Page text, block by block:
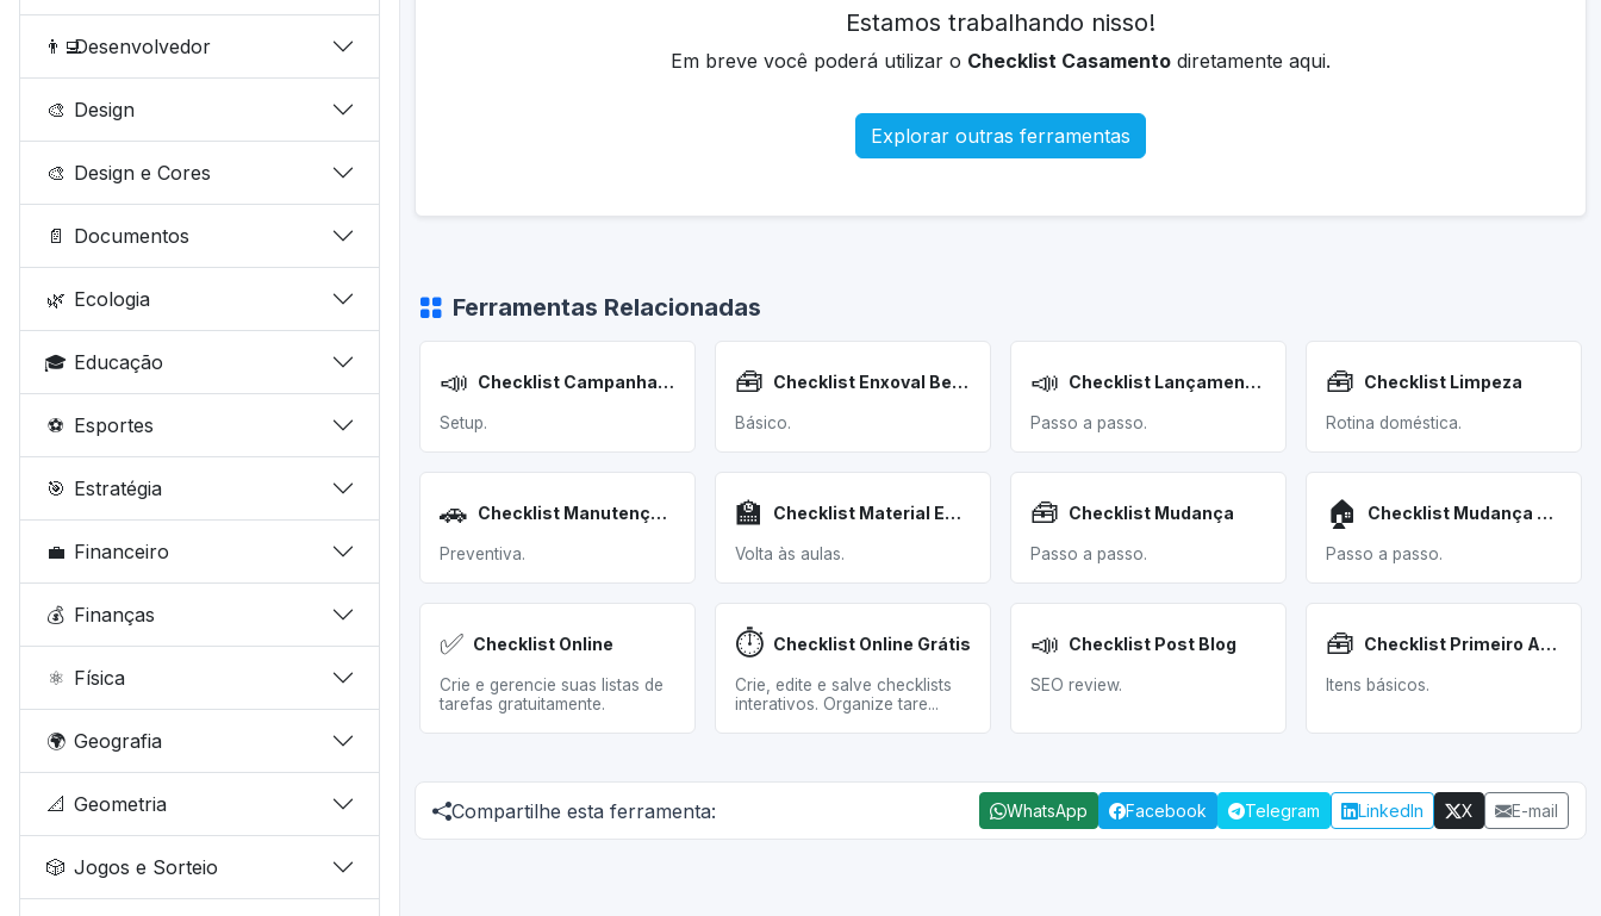
👨‍💻Desenvolvedor
🎨 Design
🎨 Design e Cores
📄 Documentos
🌿 Ecologia
🎓 Educação
⚽ Esportes
🎯 Estratégia
💼 Financeiro
💰 Finanças
⚛️ Física
🌍 Geografia
📐 Geometria
🎲 Jogos e Sorteio
Estamos trabalhando nisso!
Em breve você poderá utilizar o Checklist Casamento diretamente aqui.
Explorar outras ferramentas
Ferramentas Relacionadas
📣 Checklist Campanha Ads
Setup.
🧰 Checklist Enxoval Bebê
Básico.
📣 Checklist Lançamento Produto
Passo a passo.
🧰 Checklist Limpeza
Rotina doméstica.
🚗 Checklist Manutenção Veicular
Preventiva.
🏫 Checklist Material Escolar
Volta às aulas.
🧰 Checklist Mudança
Passo a passo.
🏠 Checklist Mudança Casa
Passo a passo.
✅ Checklist Online
Crie e gerencie suas listas de
tarefas gratuitamente.
⏱️ Checklist Online Grátis
Crie, edite e salve checklists
interativos. Organize tare...
📣 Checklist Post Blog
SEO review.
🧰 Checklist Primeiro Apartamento
Itens básicos.
Compartilhe esta ferramenta: WhatsApp Facebook Telegram LinkedIn X E-mail